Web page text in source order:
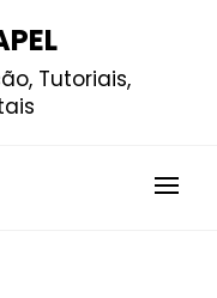
Tutoriais,